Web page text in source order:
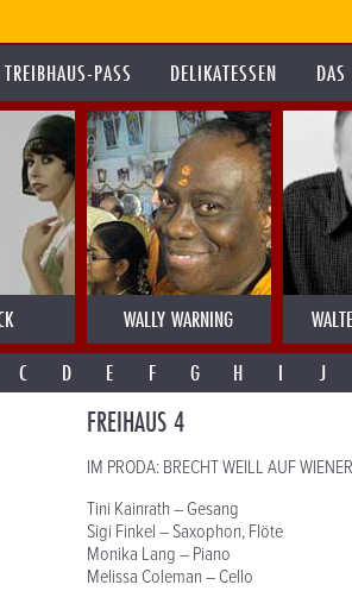
TREIBHAUS-PASS DELIKATESSEN
WALLY WARNING
C D E F G H I J
FREIHAUS 4
IM PRODA: BRECHT WEILL AUF
Tini Kainrath – Gesang
Sigi Finkel – Saxophon, Flöte
Monika Lang – Piano
Melissa Coleman – Cello